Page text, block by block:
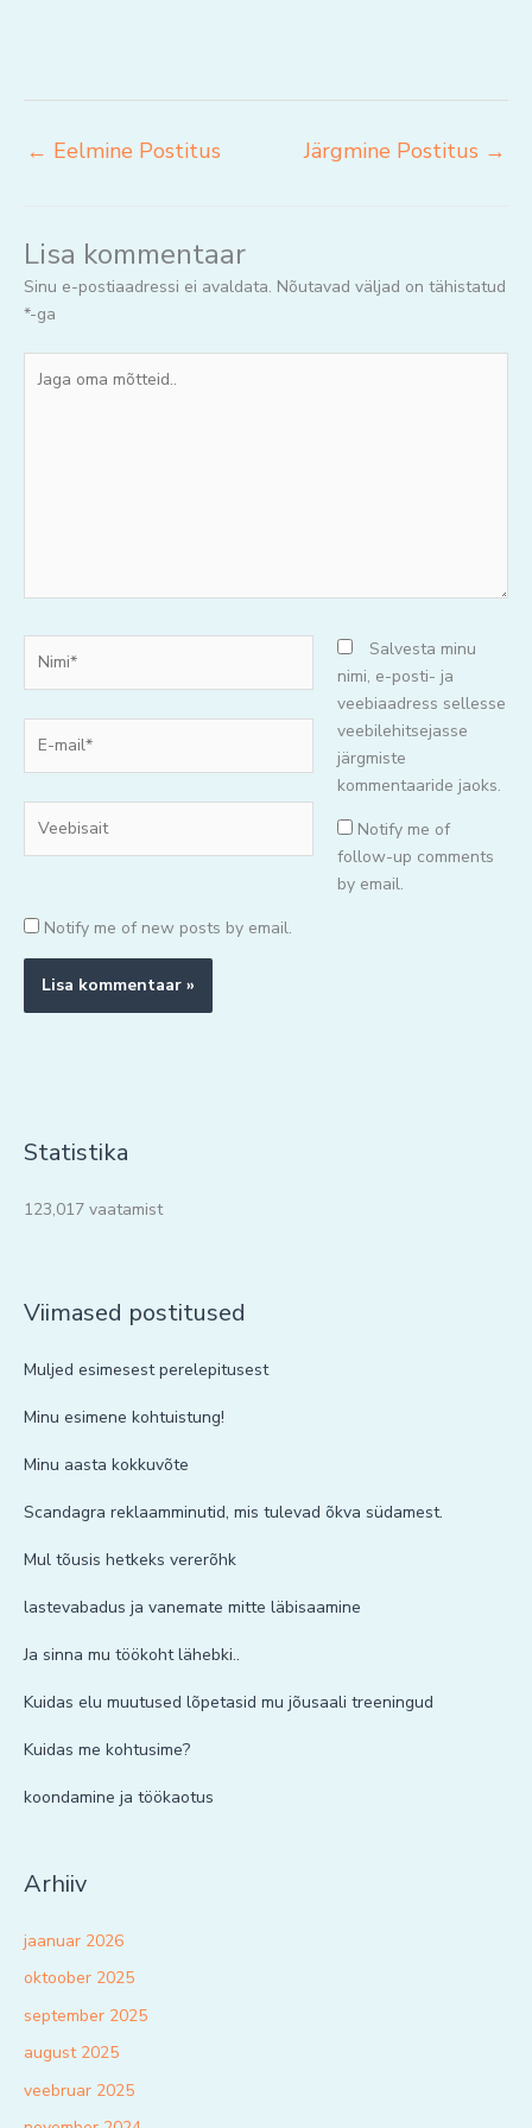
← Eelmine Postitus Järgmine Postitus →
Lisa kommentaar
Sinu e-postiaadressi ei avaldata. Nõutavad väljad on tähistatud
*-ga
oma
mail*
Salvesta minu
nimi, e-posti- ja
veebiaadress sellesse
veebilehitsejasse
järgmiste
kommentaaride jaoks.
Notify me of
follow-up comments
by email.
Notify me of new posts by email.
Statistika
123,017 vaatamist
Viimased postitused
Muljed esimesest perelepitusest
Minu esimene kohtuistung!
Minu aasta kokkuvõte
Scandagra reklaamminutid, mis tulevad õkva südamest.
Mul tõusis hetkeks vererõhk
lastevabadus ja vanemate mitte läbisaamine
Ja sinna mu töökoht lähebki..
Kuidas elu muutused lõpetasid mu jõusaali treeningud
Kuidas me kohtusime?
koondamine ja töökaotus
Arhiiv
jaanuar 2026
oktoober 2025
september 2025
august 2025
veebruar 2025